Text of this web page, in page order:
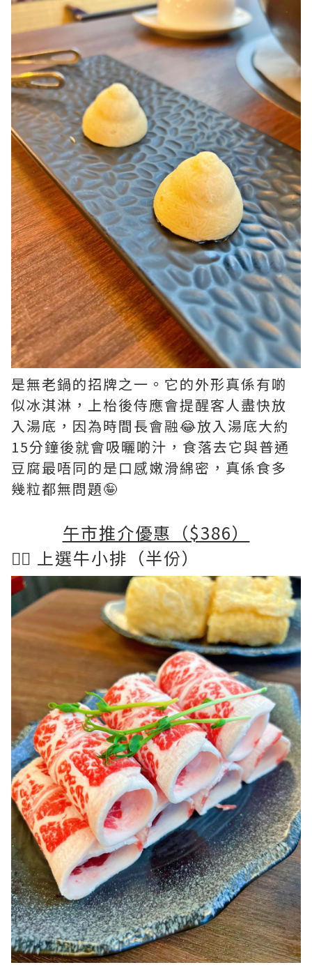
是無老鍋的招牌之一。它的外形真係有啲
似冰淇淋，上枱後侍應會提醒客人盡快放
入湯底，因為時間長會融😂放入湯底大約
15分鐘後就會吸曬啲汁，食落去它與普通
豆腐最唔同的是口感嫩滑綿密，真係食多
幾粒都無問題🤪
午市推介優惠（$386）
👉🏻 上選牛小排（半份）